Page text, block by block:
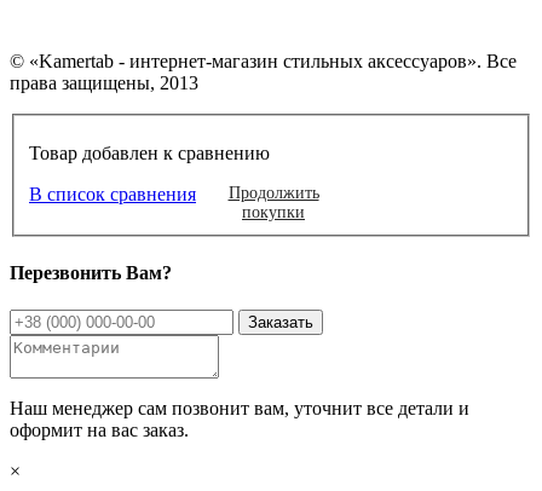
© «Kamertab - интернет-магазин стильных аксессуаров». Все
права защищены, 2013
Товар добавлен к сравнению
В список сравнения
Продолжить
покупки
Перезвонить Вам?
Наш менеджер сам позвонит вам, уточнит все детали и
оформит на вас заказ.
×